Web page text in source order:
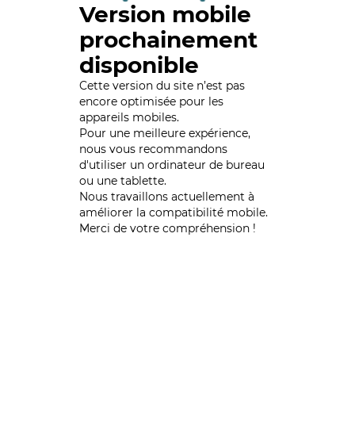
Version mobile
prochainement
disponible
Cette version du site n’est pas
encore optimisée pour les
appareils mobiles.
Pour une meilleure expérience,
nous vous recommandons
d'utiliser un ordinateur de bureau
ou une tablette.
Nous travaillons actuellement à
améliorer la compatibilité mobile.
Merci de votre compréhension !